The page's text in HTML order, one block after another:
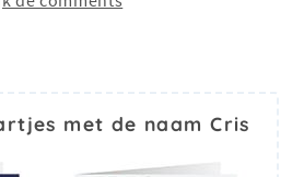
met de naam Cris